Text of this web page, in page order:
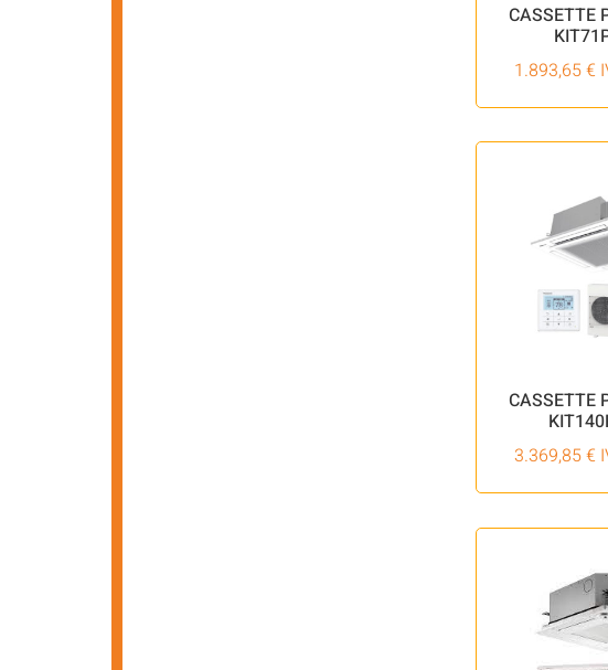
CASSETTE
1.893,65€
CASSETTE
3.369,85€